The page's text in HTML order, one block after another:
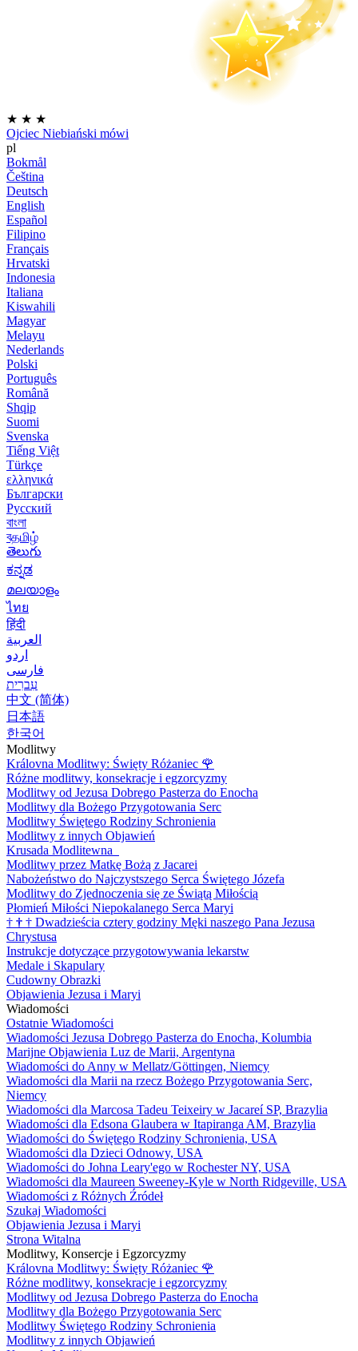
★ ★ ★
Ojciec Niebiański mówi
pl
Bokmål
Čeština
Deutsch
English
Español
Filipino
Français
Hrvatski
Indonesia
Italiana
Kiswahili
Magyar
Melayu
Nederlands
Polski
Português
Română
Shqip
Suomi
Svenska
Tiếng Việt
Türkçe
ελληνικά
Български
Русский
বাংলা
বதமிழ்
తెలుగు
ಕನ್ನಡ
മലയാളം
ไทย
हिंदी
العربية
اردو
فارسی
עִברִית
中文 (简体)
日本語
한국어
Modlitwy
Královna Modlitwy: Święty Różaniec 🌹
Różne modlitwy, konsekracje i egzorcyzmy
Modlitwy od Jezusa Dobrego Pasterza do Enocha
Modlitwy dla Bożego Przygotowania Serc
Modlitwy Świętego Rodziny Schronienia
Modlitwy z innych Objawień
Krusada Modlitewna
Modlitwy przez Matkę Bożą z Jacarei
Nabożeństwo do Najczystszego Serca Świętego Józefa
Modlitwy do Zjednoczenia się ze Świątą Miłością
Płomień Miłości Niepokalanego Serca Maryi
† † † Dwadzieścia cztery godziny Męki naszego Pana Jezusa
Chrystusa
Instrukcje dotyczące przygotowywania lekarstw
Medale i Skapulary
Cudowny Obrazki
Objawienia Jezusa i Maryi
Wiadomości
Ostatnie Wiadomości
Wiadomości Jezusa Dobrego Pasterza do Enocha, Kolumbia
Marijne Objawienia Luz de Marii, Argentyna
Wiadomości do Anny w Mellatz/Göttingen, Niemcy
Wiadomości dla Marii na rzecz Bożego Przygotowania Serc,
Niemcy
Wiadomości dla Marcosa Tadeu Teixeiry w Jacareí SP, Brazylia
Wiadomości dla Edsona Glaubera w Itapiranga AM, Brazylia
Wiadomości do Świętego Rodziny Schronienia, USA
Wiadomości dla Dzieci Odnowy, USA
Wiadomości do Johna Leary'ego w Rochester NY, USA
Wiadomości dla Maureen Sweeney-Kyle w North Ridgeville, USA
Wiadomości z Różnych Źródeł
Szukaj Wiadomości
Objawienia Jezusa i Maryi
Strona Witalna
Modlitwy, Konsercje i Egzorcyzmy
Královna Modlitwy: Święty Różaniec 🌹
Różne modlitwy, konsekracje i egzorcyzmy
Modlitwy od Jezusa Dobrego Pasterza do Enocha
Modlitwy dla Bożego Przygotowania Serc
Modlitwy Świętego Rodziny Schronienia
Modlitwy z innych Objawień